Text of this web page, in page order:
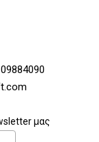
μας